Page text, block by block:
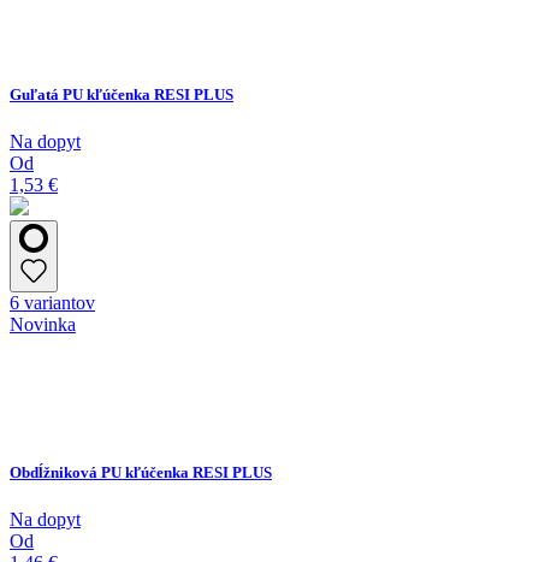
Guľatá PU kľúčenka RESI PLUS
Na dopyt
Od
1,53 €
6 variantov
Novinka
Obdĺžniková PU kľúčenka RESI PLUS
Na dopyt
Od